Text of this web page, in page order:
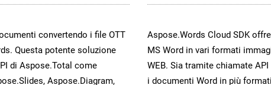
convertendo i file OTT
Questa potente soluzione
di Aspose.Total come
Aspose.Diagram,
Aspose.Words Cloud SDK
MS Word in vari formati
WEB. Sia tramite chiamate
i documenti Word in più formati